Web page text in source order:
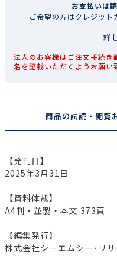
お支払いは
ご希望の方はクレジット
詳
法人のお客様はご注文手続
名を記載いただくようお願い
商品の試読・閲覧
【発刊日】
2025年3月31日
【資料体裁】
A4判・並製・本文 373頁
【編集発行】
株式会社シーエムシー･リ